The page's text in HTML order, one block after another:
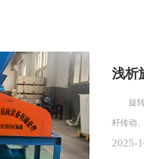
浅析
旋转
杆传动
2025-